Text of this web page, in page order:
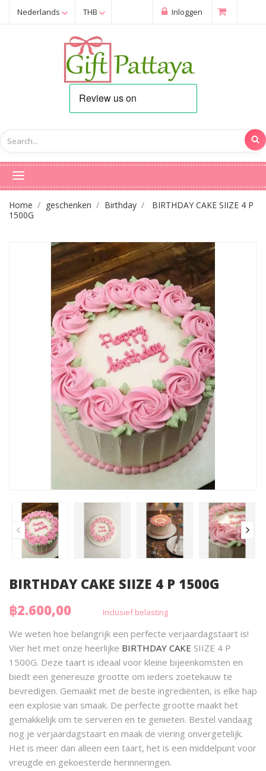
Nederlands THB Inloggen
Home geschenken Birthday
BIRTHDAY CAKE SIIZE 4 P
1500G
BIRTHDAY CAKE SIIZE 4 P 1500G
฿2.600,00
Inclusief belasting
We weten hoe belangrijk een perfecte verjaardagstaart is!
Vier het met onze heerlijke BIRTHDAY CAKE SIIZE 4 P
1500G. Deze taart is ideaal voor kleine bijeenkomsten en
biedt een genereuze grootte om ieders zoetekauw te
bevredigen. Gemaakt met de beste ingrediënten, is elke hap
een explosie van smaak. De perfecte grootte maakt het
gemakkelijk om te serveren en te genieten. Bestel vandaag
nog je verjaardagstaart en maak de viering onvergetelijk.
Het is meer dan alleen een taart, het is een middelpunt voor
vreugde en gekoesterde herinneringen.